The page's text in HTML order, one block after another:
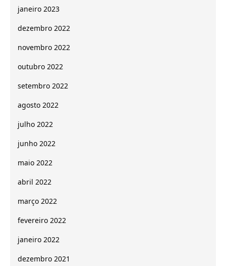
janeiro 2023
dezembro 2022
novembro 2022
outubro 2022
setembro 2022
agosto 2022
julho 2022
junho 2022
maio 2022
abril 2022
março 2022
fevereiro 2022
janeiro 2022
dezembro 2021